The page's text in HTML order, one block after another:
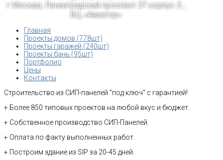
г.Москва, Ленинградский проспект 37 корпус 3 ,
БЦ «Авиатор»
Главная
Проекты домов (778шт)
Проекты гаражей (240шт)
Проекты бань (95шт)
Портфолио
Цены
Контакты
Строительство из СИП-панелей "под ключ" с гарантией!
+ Более 850 типовых проектов на любой вкус и бюджет.
+ Собственное производство СИП-Панелей.
+ Оплата по факту выполненных работ.
+ Построим здание из SIP за 20-45 дней.